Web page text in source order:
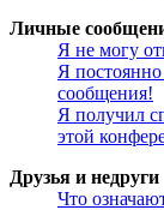
Личные
Я не могу
Я
сообщения!
Я получил
этой
Друзья и недруги
Что